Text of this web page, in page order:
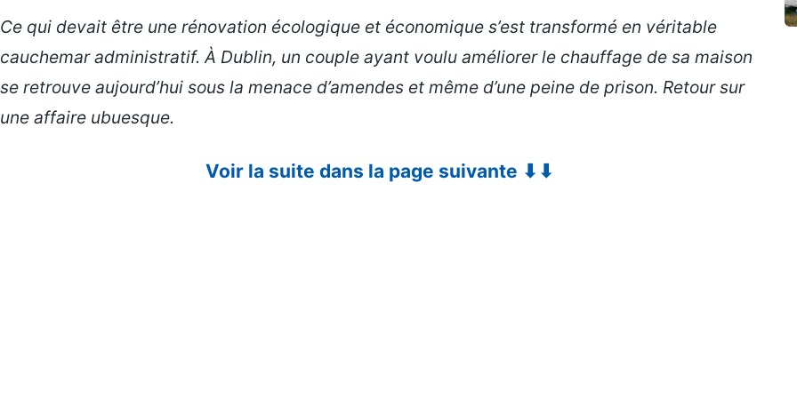
Ce qui devait être une rénovation écologique et économique s’est transformé en véritable
cauchemar administratif. À Dublin, un couple ayant voulu améliorer le chauffage de sa maison
se retrouve aujourd’hui sous la menace d’amendes et même d’une peine de prison. Retour sur
une affaire ubuesque.
Voir la suite dans la page suivante ⬇⬇